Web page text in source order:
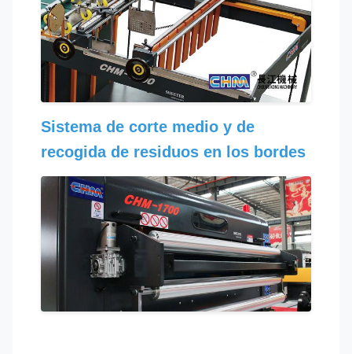
Sistema de corte medio y de
recogida de residuos en los bordes